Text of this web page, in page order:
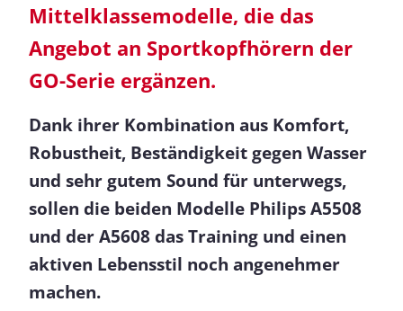
Mittelklassemodelle, die das
Angebot an Sportkopfhörern der
GO-Serie ergänzen.
Dank ihrer Kombination aus Komfort,
Robustheit, Beständigkeit gegen Wasser
und sehr gutem Sound für unterwegs,
sollen die beiden Modelle Philips A5508
und der A5608 das Training und einen
aktiven Lebensstil noch angenehmer
machen.